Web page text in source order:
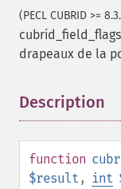
(PECL CUBRID >=
cubrid_field_flags
drapeaux de la
Description
function
$result , int